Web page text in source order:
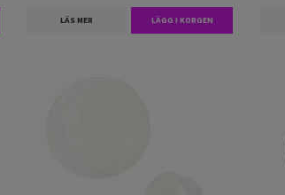
LÄS MER LÄGG I KORGEN